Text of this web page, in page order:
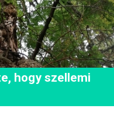
hogy szellemi